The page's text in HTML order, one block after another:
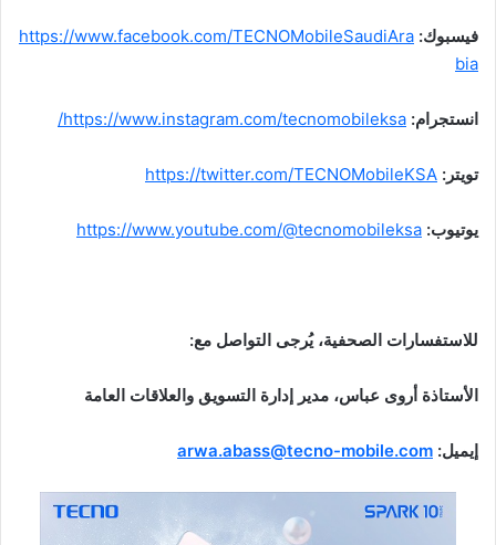
فيسبوك:
https://www.facebook.com/TECNOMobileSaudiAra
bia
انستجرام: https://www.instagram.com/tecnomobileksa/
تويتر :
https://twitter.com/TECNOMobileKSA
يوتيوب:
https://www.youtube.com/@tecnomobileksa
للاستفسارات الصحفية، يُرجى التواصل مع:
الأستاذة أروى عباس، مدير إدارة التسويق والعلاقات العامة
إيميل:
arwa.abass@tecno-mobile.com